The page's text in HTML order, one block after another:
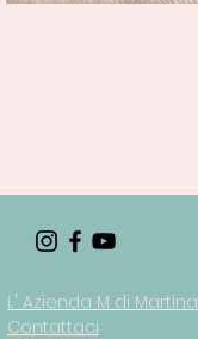
L' Azienda M di Martina
Contattaci